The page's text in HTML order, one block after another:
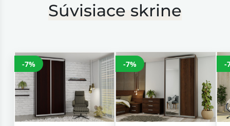
Súvisiace skrine
-7% -7% -